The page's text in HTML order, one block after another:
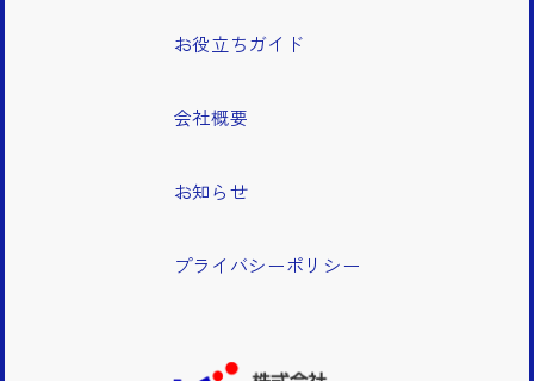
お役立ちガイド
会社概要
お知らせ
プライバシーポリシー